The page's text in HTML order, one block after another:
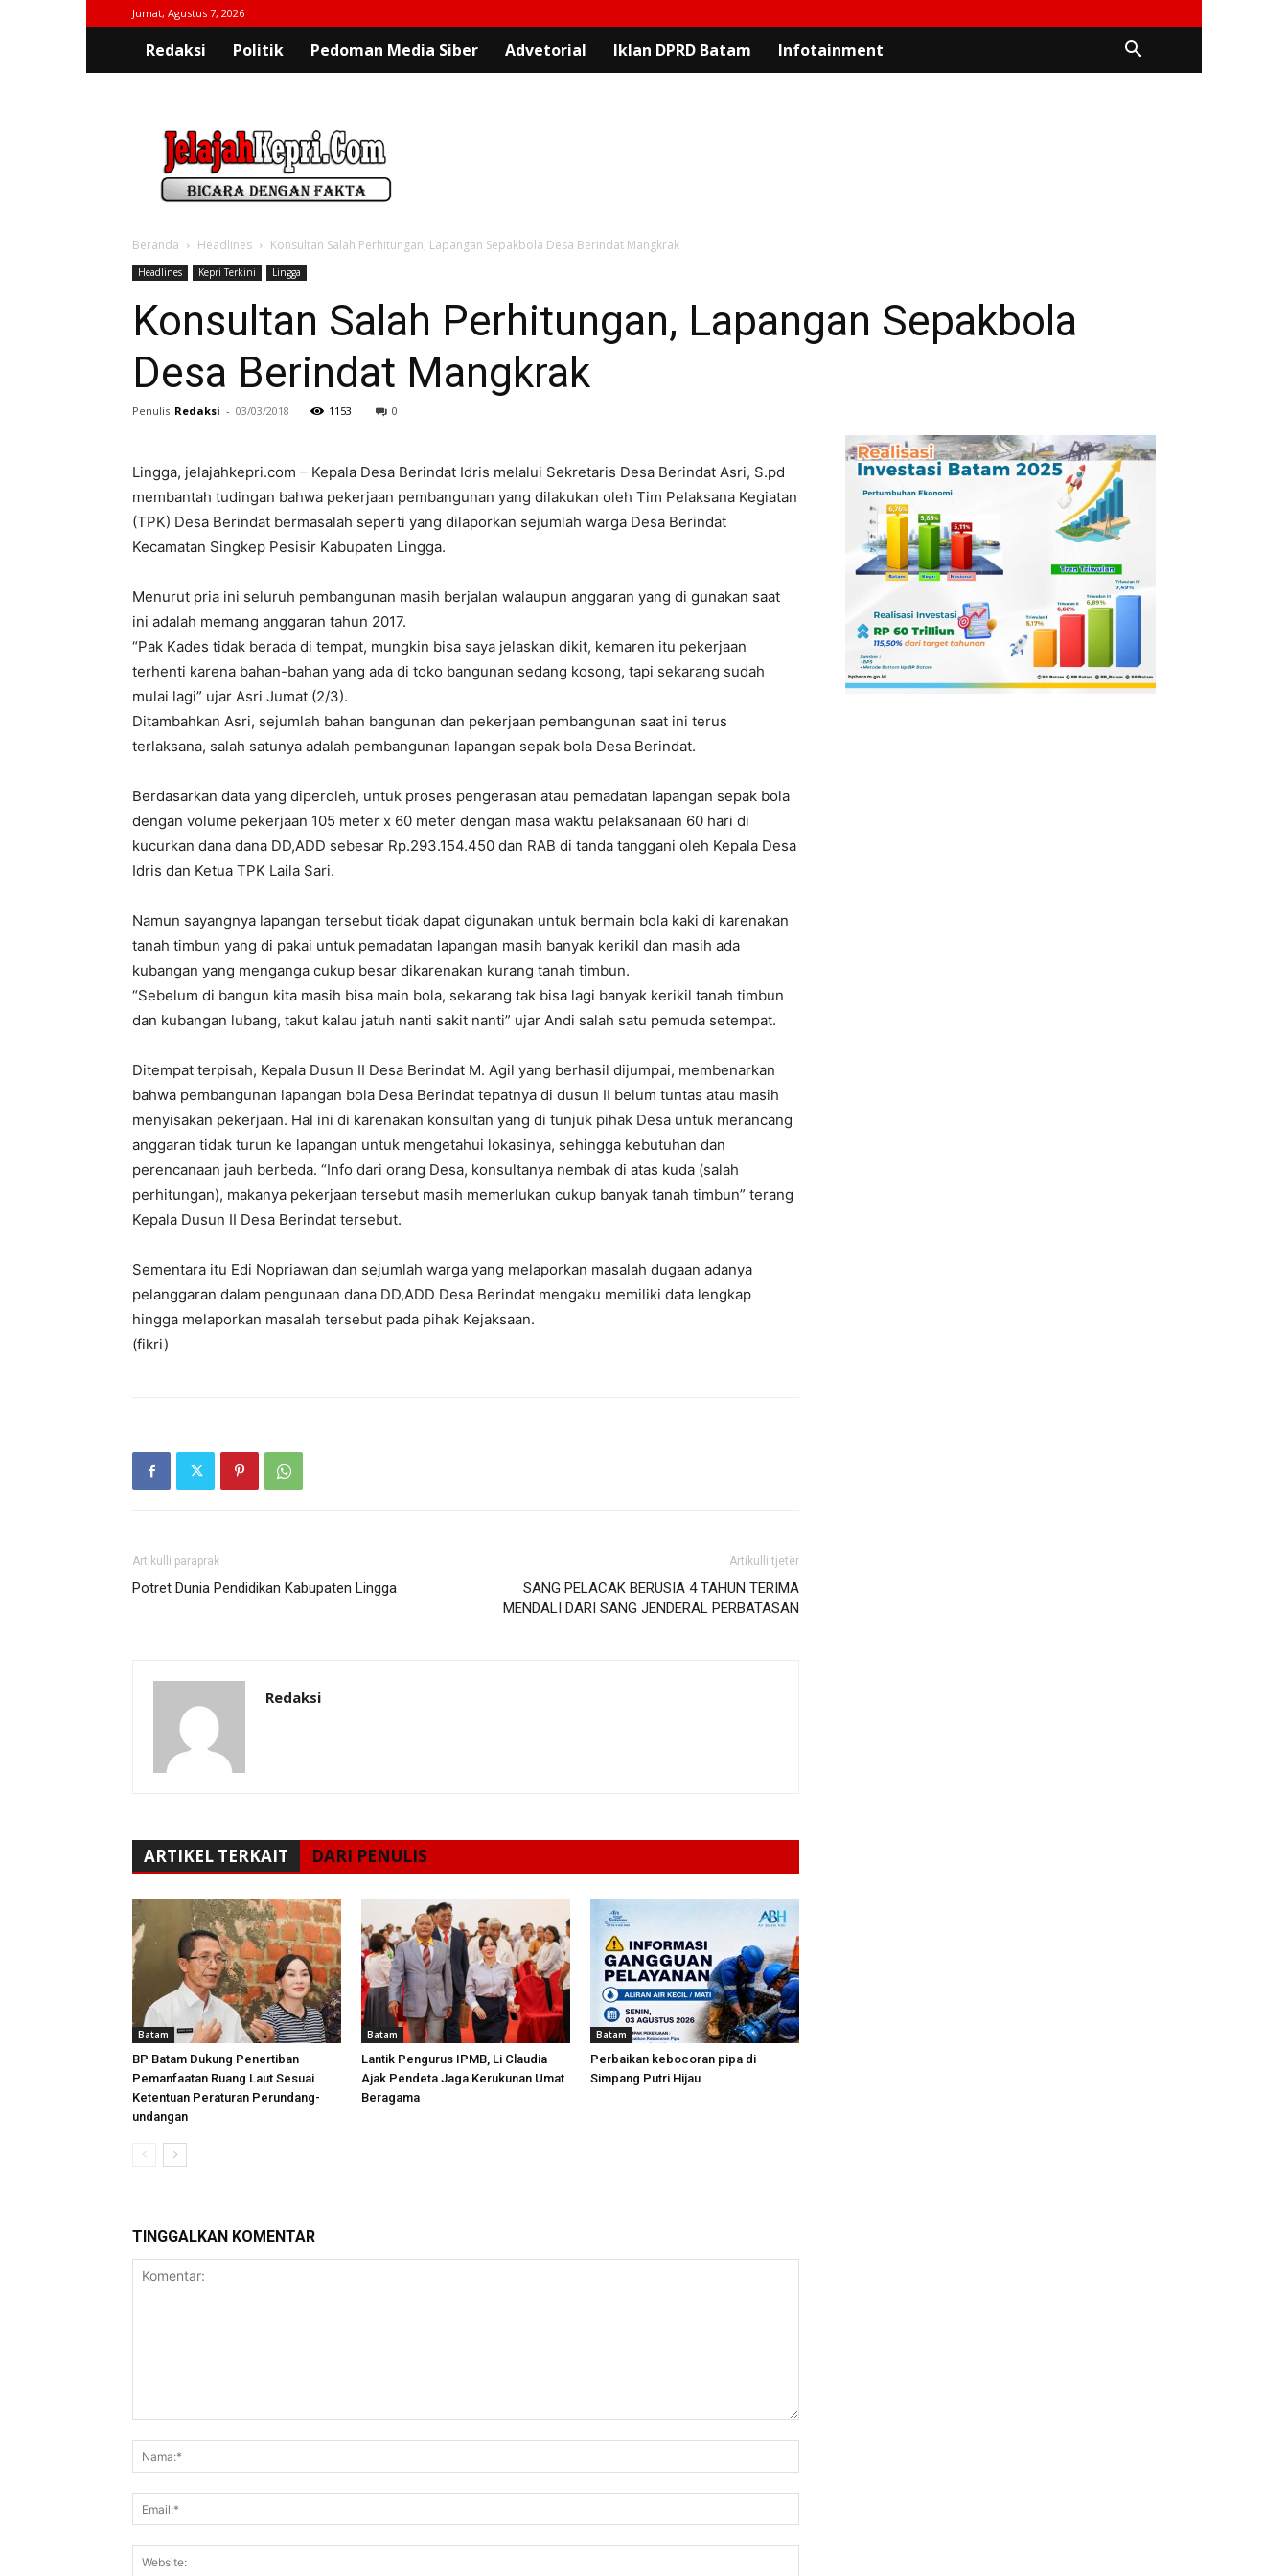
Jumat, Agustus 7, 2026
Redaksi Politik Pedoman Media Siber Advetorial Iklan DPRD Batam Infotainment
Beranda Headlines Konsultan Salah Perhitungan, Lapangan Sepakbola Desa Berindat Mangkrak
Headlines Kepri Terkini Lingga
Konsultan Salah Perhitungan, Lapangan Sepakbola
Desa Berindat Mangkrak
Penulis Redaksi - 03/03/2018 1153 0
Lingga, jelajahkepri.com – Kepala Desa Berindat Idris melalui Sekretaris Desa Berindat Asri, S.pd
membantah tudingan bahwa pekerjaan pembangunan yang dilakukan oleh Tim Pelaksana Kegiatan
(TPK) Desa Berindat bermasalah seperti yang dilaporkan sejumlah warga Desa Berindat
Kecamatan Singkep Pesisir Kabupaten Lingga.
Menurut pria ini seluruh pembangunan masih berjalan walaupun anggaran yang di gunakan saat
ini adalah memang anggaran tahun 2017.
“Pak Kades tidak berada di tempat, mungkin bisa saya jelaskan dikit, kemaren itu pekerjaan
terhenti karena bahan-bahan yang ada di toko bangunan sedang kosong, tapi sekarang sudah
mulai lagi” ujar Asri Jumat (2/3).
Ditambahkan Asri, sejumlah bahan bangunan dan pekerjaan pembangunan saat ini terus
terlaksana, salah satunya adalah pembangunan lapangan sepak bola Desa Berindat.
Berdasarkan data yang diperoleh, untuk proses pengerasan atau pemadatan lapangan sepak bola
dengan volume pekerjaan 105 meter x 60 meter dengan masa waktu pelaksanaan 60 hari di
kucurkan dana dana DD,ADD sebesar Rp.293.154.450 dan RAB di tanda tanggani oleh Kepala Desa
Idris dan Ketua TPK Laila Sari.
Namun sayangnya lapangan tersebut tidak dapat digunakan untuk bermain bola kaki di karenakan
tanah timbun yang di pakai untuk pemadatan lapangan masih banyak kerikil dan masih ada
kubangan yang menganga cukup besar dikarenakan kurang tanah timbun.
“Sebelum di bangun kita masih bisa main bola, sekarang tak bisa lagi banyak kerikil tanah timbun
dan kubangan lubang, takut kalau jatuh nanti sakit nanti” ujar Andi salah satu pemuda setempat.
Ditempat terpisah, Kepala Dusun II Desa Berindat M. Agil yang berhasil dijumpai, membenarkan
bahwa pembangunan lapangan bola Desa Berindat tepatnya di dusun II belum tuntas atau masih
menyisakan pekerjaan. Hal ini di karenakan konsultan yang di tunjuk pihak Desa untuk merancang
anggaran tidak turun ke lapangan untuk mengetahui lokasinya, sehingga kebutuhan dan
perencanaan jauh berbeda. “Info dari orang Desa, konsultanya nembak di atas kuda (salah
perhitungan), makanya pekerjaan tersebut masih memerlukan cukup banyak tanah timbun” terang
Kepala Dusun II Desa Berindat tersebut.
Sementara itu Edi Nopriawan dan sejumlah warga yang melaporkan masalah dugaan adanya
pelanggaran dalam pengunaan dana DD,ADD Desa Berindat mengaku memiliki data lengkap
hingga melaporkan masalah tersebut pada pihak Kejaksaan.
(fikri)
Artikulli paraprak
Potret Dunia Pendidikan Kabupaten Lingga
Artikulli tjetër
SANG PELACAK BERUSIA 4 TAHUN TERIMA
MENDALI DARI SANG JENDERAL PERBATASAN
Redaksi
ARTIKEL TERKAIT DARI PENULIS
Batam
BP Batam Dukung Penertiban
Pemanfaatan Ruang Laut Sesuai
Ketentuan Peraturan Perundang-
undangan
Batam
Lantik Pengurus IPMB, Li Claudia
Ajak Pendeta Jaga Kerukunan Umat
Beragama
Batam
Perbaikan kebocoran pipa di
Simpang Putri Hijau
TINGGALKAN KOMENTAR